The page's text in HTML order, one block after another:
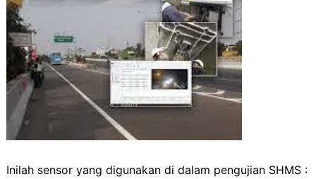
Inilah sensor yang digunakan di dalam pengujian SHMS :